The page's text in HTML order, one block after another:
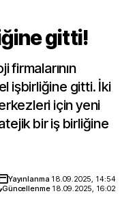
gitti!
firmalarının
işbirliğine gitti. İki
için yeni
bir iş birliğine
Yayınlanma 18.09.2025, 14:54
Güncellenme 18.09.2025, 16:02